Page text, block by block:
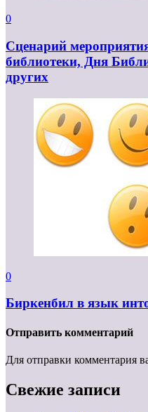
0
Сценарий
библиотеки, Дня
других
0
Биркенбил в язык
Отправить комментарий
Для отправки комментария
Свежие записи